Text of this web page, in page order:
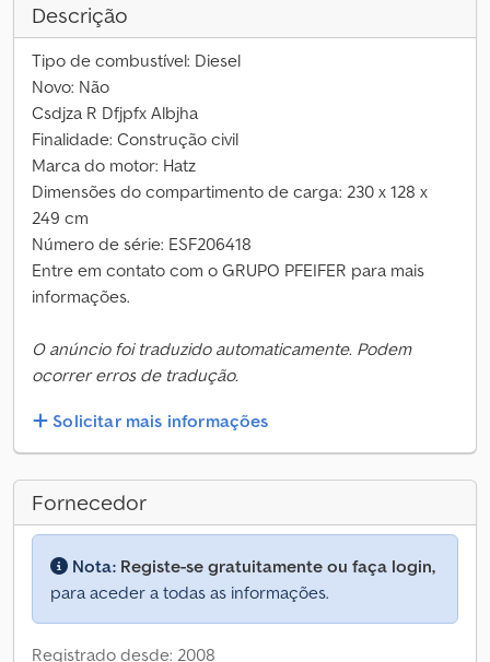
Descrição
Tipo de combustível: Diesel
Novo: Não
Csdjza R Dfjpfx Albjha
Finalidade: Construção civil
Marca do motor: Hatz
Dimensões do compartimento de carga: 230 x 128 x
249 cm
Número de série: ESF206418
Entre em contato com o GRUPO PFEIFER para mais
informações.
O anúncio foi traduzido automaticamente. Podem
ocorrer erros de tradução.
Solicitar mais informações
Fornecedor
Nota: Registe-se gratuitamente ou faça login,
para aceder a todas as informações.
Registrado desde: 2008